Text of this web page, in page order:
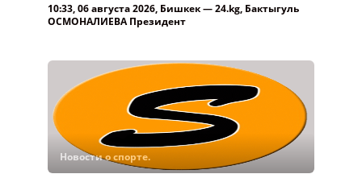
10:33, 06 августа 2026, Бишкек — 24.kg, Бактыгуль
ОСМОНАЛИЕВА Президент
Новости о спорте.